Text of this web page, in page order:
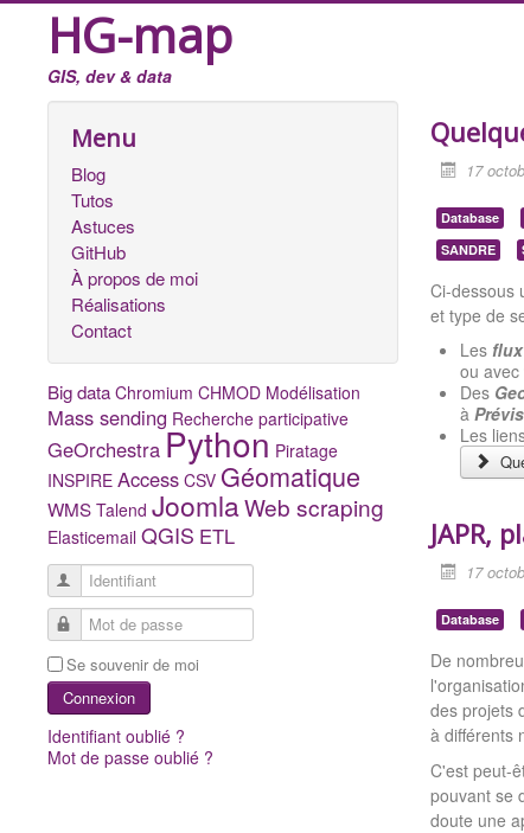
HG-map
GIS, dev & data
Menu
Blog
Tutos
Astuces
GitHub
À propos de moi
Réalisations
Contact
Big data Chromium CHMOD Modélisation
Mass sending Recherche participative
GeOrchestraPython Piratage
INSPIRE Access CSV Géomatique
WMS Talend JoomlaWeb scraping
Elasticemail QGIS ETL
Identifiant
Mot de passe
Se souvenir de moi
Connexion
Identifiant oublié ?
Mot de passe oublié ?
17
Database
SANDRE
Ci-dessous
et type de
Les flux
ou
Des
à
Les
JAPR,
17
Database
De
des projets
à différents
C'est peut-
pouvant se
doute une